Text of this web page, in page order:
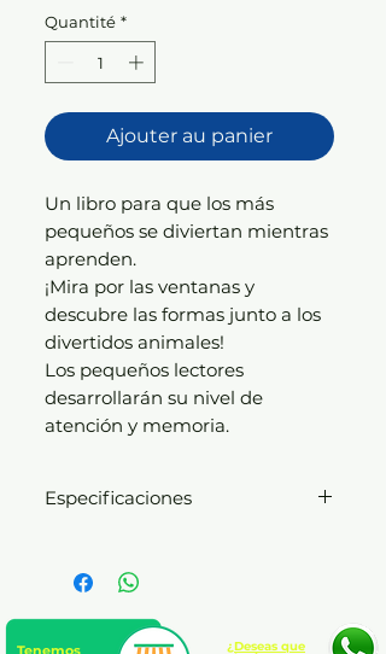
Quantité *
Ajouter au panier
Un libro para que los más
pequeños se diviertan mientras
aprenden.
¡Mira por las ventanas y
descubre las formas junto a los
divertidos animales!
Los pequeños lectores
desarrollarán su nivel de
atención y memoria.
Especificaciones
plastificado resistente
10 páginas con troquel y
formas
Excelentes ilustraciones a
¿Deseas que